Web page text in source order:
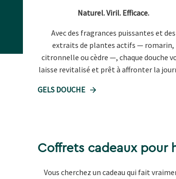
Naturel. Viril. Efficace.
Avec des fragrances puissantes et des
extraits de plantes actifs — romarin,
citronnelle ou cèdre —, chaque douche
laisse revitalisé et prêt à affronter la
GELS DOUCHE
Coffrets cadeaux pour
Vous cherchez un cadeau qui fait